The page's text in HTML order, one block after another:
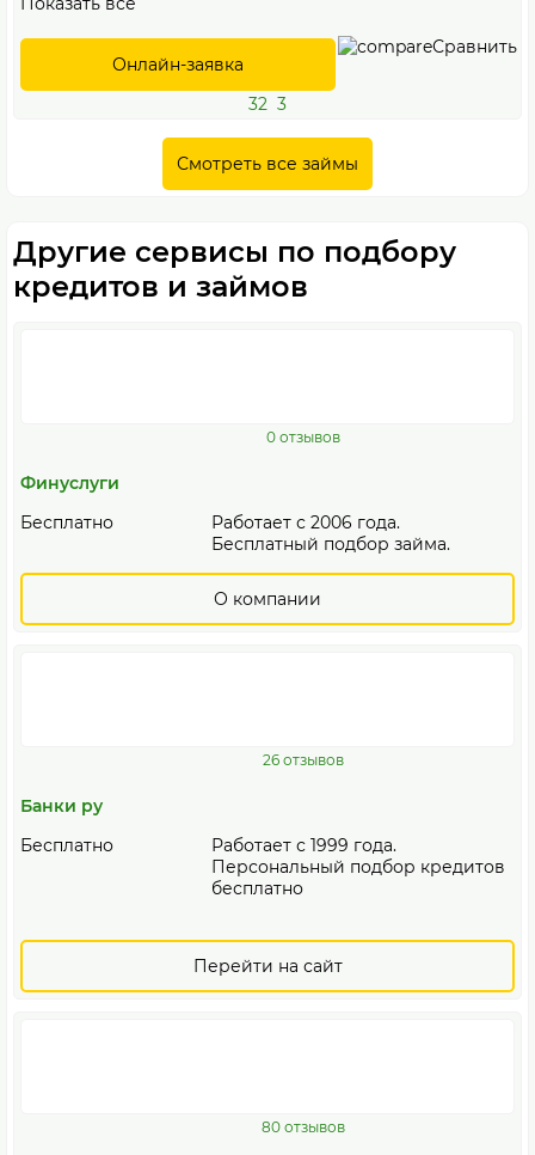
Онлайн-заявка
Сравнить
32 3
Смотреть все займы
Другие сервисы по подбору
кредитов и займов
0 отзывов
Финуслуги
Бесплатно
Работает с 2006 года.
Бесплатный подбор займа.
О компании
26 отзывов
Банки ру
Бесплатно
Работает с 1999 года.
Персональный подбор кредитов
бесплатно
Перейти на сайт
80 отзывов